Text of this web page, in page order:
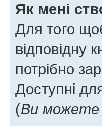
Як мені
Для того
відповідну
потрібно
Доступні
(Ви можете